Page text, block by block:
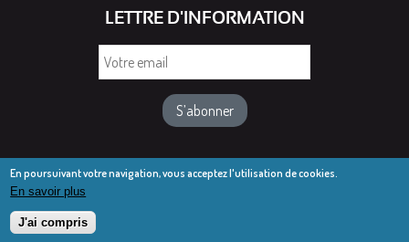
LETTRE D'INFORMATION
© Diocèse de Saint-Dié 2016-2025
En poursuivant votre navigation, vous acceptez l'utilisation de cookies.
En savoir plus
J'ai compris